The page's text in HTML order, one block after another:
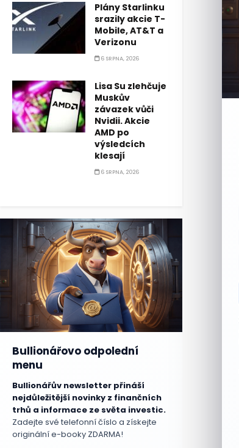
Plány Starlinku
srazily akcie T-
Mobile, AT&T a
Verizonu
6 SRPNA, 2026
Lisa Su zlehčuje
Muskův
závazek vůči
Nvidii. Akcie
AMD po
výsledcích
klesají
6 SRPNA, 2026
Bullionářovo odpolední
menu
Bullionářův newsletter přináší
nejdůležitější novinky z finančních
trhů a informace ze světa investic.
Zadejte své telefonní číslo a získejte
originální e-booky ZDARMA!